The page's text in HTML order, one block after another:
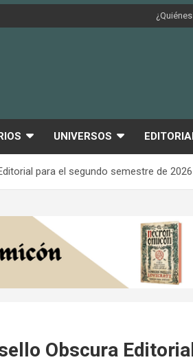
UNIVERSOS
para el segundo semestre de
Obscura